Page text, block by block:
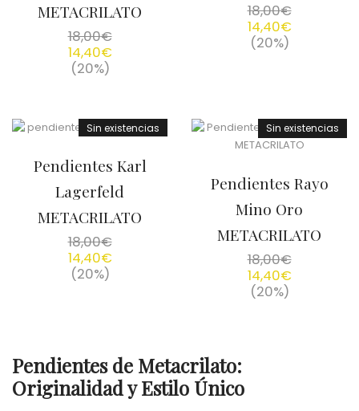
METACRILATO
18,00€
14,40€
(20%)
18,00€
14,40€
(20%)
Sin existencias
Pendientes Karl
Lagerfeld
METACRILATO
18,00€
14,40€
(20%)
Sin existencias
Pendientes Rayo
Mino Oro
METACRILATO
18,00€
14,40€
(20%)
Pendientes de Metacrilato:
Originalidad y Estilo Único